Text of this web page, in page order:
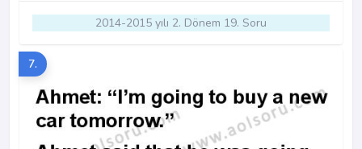
2014-2015 yılı 2. Dönem 19. Soru
7.